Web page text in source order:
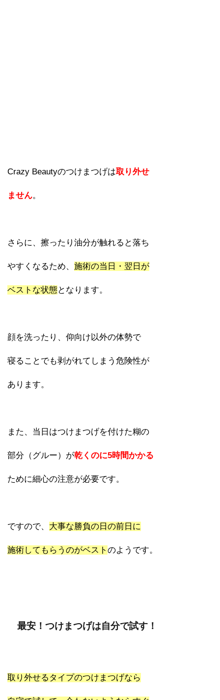
Crazy Beautyのつけまつげは取り外せ
ません。
さらに、擦ったり油分が触れると落ち
やすくなるため、 施術の当日・翌日が
ベストな状態となります。
顔を洗ったり、仰向け以外の体勢で
寝ることでも剥がれてしまう危険性が
あります。
また、当日はつけまつげを付けた糊の
部分（グルー）が乾くのに5時間かかる
ために細心の注意が必要です。
ですので、 大事な勝負の日の前日に
施術してもらうのがベスト のようです。
最安！つけまつげは自分で試す！
取り外せるタイプのつけまつげなら